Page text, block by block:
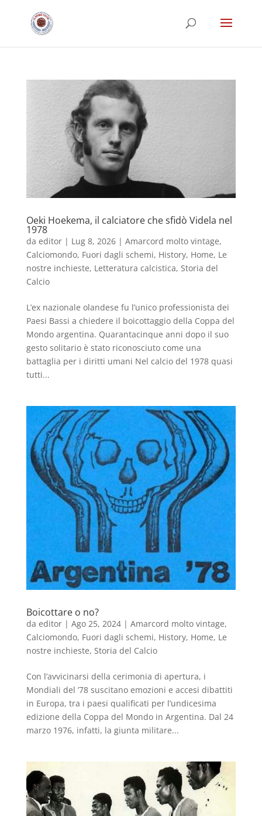
Oeki Hoekema, il calciatore che sfidò Videla nel
1978
da editor| Lug 8, 2026| Amarcord molto vintage,
Calciomondo, Fuori dagli schemi, History, Home, Le
nostre inchieste, Letteratura calcistica, Storia del
Calcio
L’ex nazionale olandese fu l’unico professionista dei
Paesi Bassi a chiedere il boicottaggio della Coppa del
Mondo argentina. Quarantacinque anni dopo il suo
gesto solitario è stato riconosciuto come una
battaglia per i diritti umani Nel calcio del 1978 quasi
tutti...
Boicottare o no?
da editor| Ago 25, 2024| Amarcord molto vintage,
Calciomondo, Fuori dagli schemi, History, Home, Le
nostre inchieste, Storia del Calcio
Con l’avvicinarsi della cerimonia di apertura, i
Mondiali del ’78 suscitano emozioni e accesi dibattiti
in Europa, tra i paesi qualificati per l’undicesima
edizione della Coppa del Mondo in Argentina. Dal 24
marzo 1976, infatti, la giunta militare...